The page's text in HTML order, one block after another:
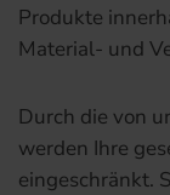
Produkte
Material- und
Durch die von
werden Ihre
eingeschränkt.